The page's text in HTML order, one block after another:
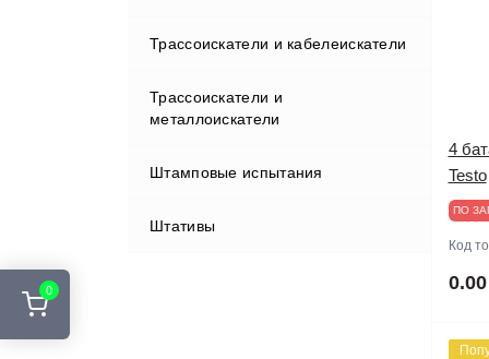
0
Трассоискатели и кабелеискатели
Трассоискатели и
металлоискатели
Аксессуары к металлоискателям
Металлоискатели
Штамповые испытания
Штативы
4
Testo
ПО
Код